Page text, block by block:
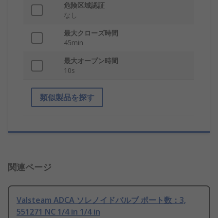
危険区域認証
なし
最大クローズ時間
45min
最大オープン時間
10s
類似製品を探す
関連ページ
Valsteam ADCA ソレノイドバルブ ポート数：3,
551271 NC 1/4 in 1/4 in